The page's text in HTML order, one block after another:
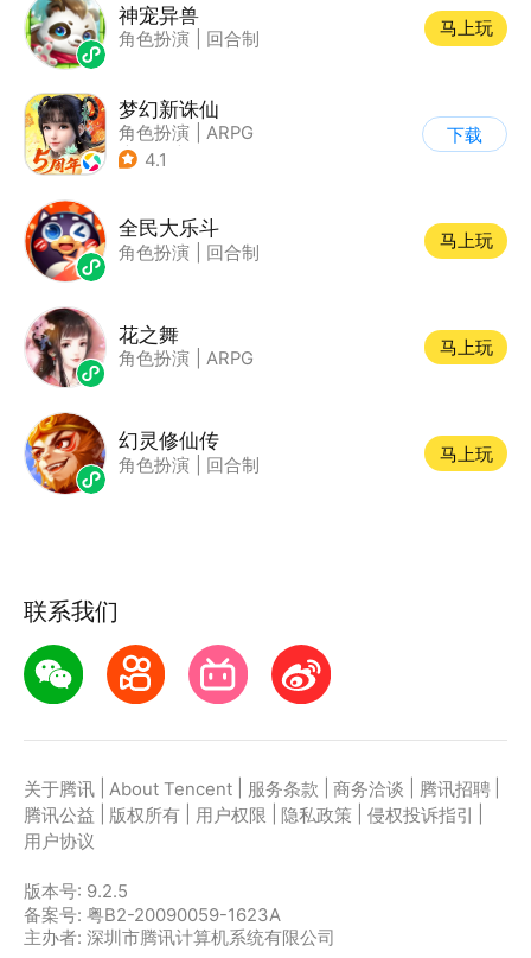
神宠异兽
角色扮演 回合制
马上玩
梦幻新诛仙
角色扮演
ARPG
| 仙侠
4.1
下载
全民大乐斗
角色扮演 回合制
马上玩
花之舞
角色扮演 ARPG
马上玩
幻灵修仙传
角色扮演 回合制
马上玩
联系我们
关于腾讯 About Tencent 服务条款 商务洽谈 腾讯招聘
腾讯公益
版权所有 用户权限 隐私政策 侵权投诉指引
用户协议
版本号: 9.2.5
备案号: 粤B2-20090059-1623A
主办者: 深圳市腾讯计算机系统有限公司